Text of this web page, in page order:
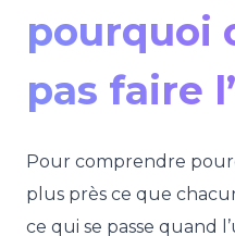
pourquoi
pas faire
Pour comprendre
plus près ce que
ce qui se passe quand